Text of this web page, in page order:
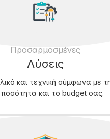
Προσαρμοσμένες
Λύσεις
και τεχνική σύμφωνα με
ποσότητα και το budget σας.